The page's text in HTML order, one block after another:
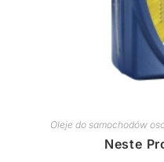
Oleje do samochodów
Neste